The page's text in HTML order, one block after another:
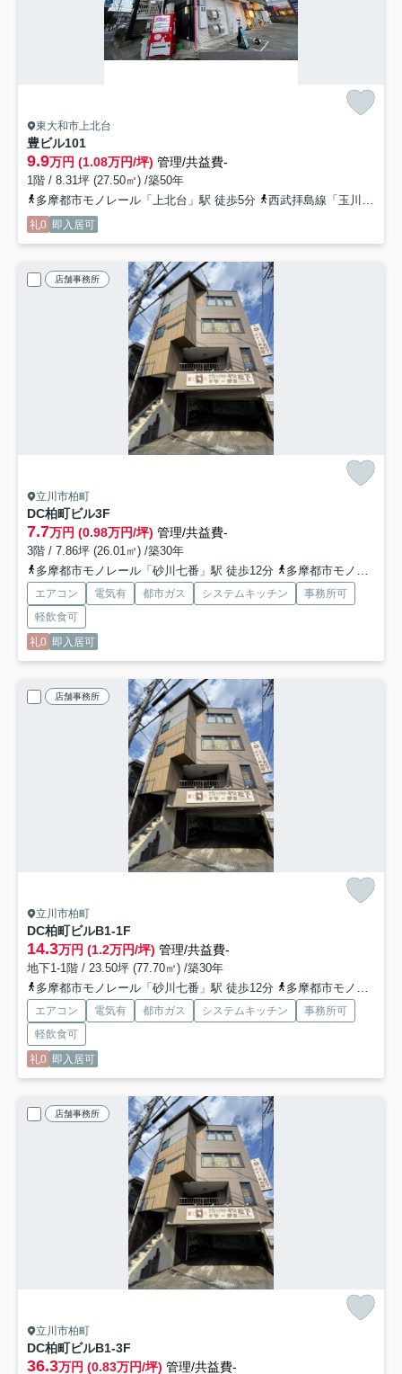
東大和市上北台
豊ビル101
9.9万円 (1.08万円/坪) 管理/共益費-
1階 / 8.31坪 (27.50㎡) /築50年
多摩都市モノレール「上北台」駅 徒歩5分
西武拝島線「玉川上水」駅 徒歩15分
礼0 即入居可
店舗事務所
立川市柏町
DC柏町ビル3F
7.7万円 (0.98万円/坪) 管理/共益費-
3階 / 7.86坪 (26.01㎡) /築30年
多摩都市モノレール「砂川七番」駅 徒歩12分
多摩都市モノレール「泉体育館」駅 徒歩12分
エアコン 電気有 都市ガス システムキッチン
事務所可
軽飲食可
礼0 即入居可
店舗事務所
立川市柏町
DC柏町ビルB1-1F
14.3万円 (1.2万円/坪) 管理/共益費-
地下1-1階 / 23.50坪 (77.70㎡) /築30年
多摩都市モノレール「砂川七番」駅 徒歩12分
多摩都市モノレール「泉体育館」駅 徒歩12分
エアコン 電気有 都市ガス システムキッチン
事務所可
軽飲食可
礼0 即入居可
店舗事務所
立川市柏町
DC柏町ビルB1-3F
36.3万円 (0.83万円/坪) 管理/共益費-